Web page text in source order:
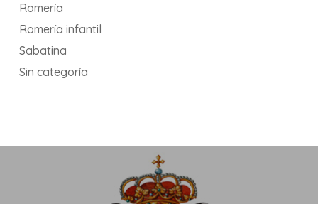
Romería
Romería infantil
Sabatina
Sin categoría